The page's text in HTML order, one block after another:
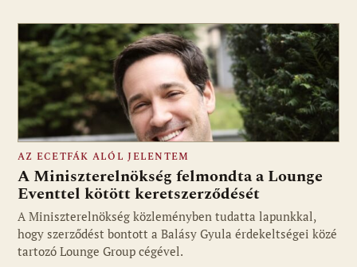
Fotó: media1.hu
AZ ECETFÁK ALÓL JELENTEM
A Miniszterelnökség felmondta a Lounge
Eventtel kötött keretszerződését
A Miniszterelnökség közleményben tudatta lapunkkal,
hogy szerződést bontott a Balásy Gyula érdekeltségei közé
tartozó Lounge Group cégével.